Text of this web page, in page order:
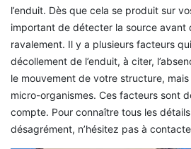
l’enduit. Dès que cela se produit sur
important de détecter la source avant
ravalement. Il y a plusieurs facteurs
décollement de l’enduit, à citer,
le mouvement de votre structure, mais
micro-organismes. Ces facteurs sont
compte. Pour connaître tous les
désagrément, n’hésitez pas à